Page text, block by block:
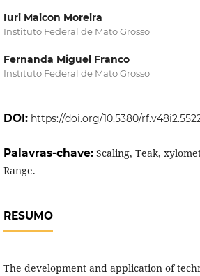
Iuri Maicon Moreira
Instituto Federal de Mato Grosso
Fernanda Miguel Franco
Instituto Federal de Mato Grosso
DOI: https://doi.org/10.5380/
Palavras-chave: Scaling, Teak,
Range.
RESUMO
The development and application of